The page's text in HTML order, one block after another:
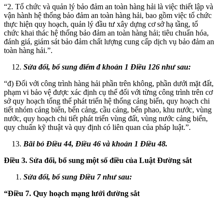
“2. Tổ chức và quản lý bảo đảm an toàn hàng hải là việc thiết lập và
vận hành hệ thống bảo đảm an toàn hàng hải, bao gồm việc tổ chức
thực hiện quy hoạch, quản lý đầu tư xây dựng cơ sở hạ tầng, tổ
chức khai thác hệ thống bảo đảm an toàn hàng hải; tiêu chuẩn hóa,
đánh giá, giám sát bảo đảm chất lượng cung cấp dịch vụ bảo đảm an
toàn hàng hải.”.
Sửa đổi, bổ sung điểm đ khoản 1 Điều 126 như sau:
“đ) Đối với công trình hàng hải phần trên không, phần dưới mặt đất,
phạm vi bảo vệ được xác định cụ thể đối với từng công trình trên cơ
sở quy hoạch tổng thể phát triển hệ thống cảng biển, quy hoạch chi
tiết nhóm cảng biển, bến cảng, cầu cảng, bến phao, khu nước, vùng
nước, quy hoạch chi tiết phát triển vùng đất, vùng nước cảng biển,
quy chuẩn kỹ thuật và quy định có liên quan của pháp luật.”.
Bãi bỏ Điều 44, Điều 46 và khoản 1 Điều 48.
Điều 3. Sửa đổi, bổ sung một số điều của Luật Đường sắt
Sửa đổi, bổ sung Điều 7 như sau:
“Điều 7. Quy hoạch mạng lưới đường sắt